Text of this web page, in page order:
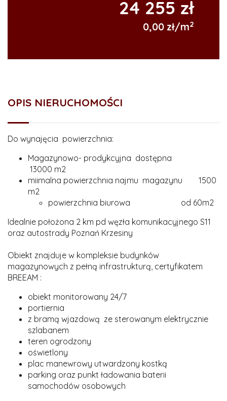
24 255 zł
0,00 zł/m2
OPIS NIERUCHOMOŚCI
Do wynajęcia powierzchnia:
Magazynowo- prodykcyjna dostępna
13000 m2
miimalna powierzchnia najmu magazynu
1500
m2
powierzchnia biurowa od 60m2
Idealnie położona 2 km pd węzła komunikacyjnego S11
oraz autostrady Poznań Krzesiny
Obiekt znajduje w kompleksie budynków
magazynowych z pełną infrastrukturą, certyfikatem
BREEAM :
obiekt monitorowany 24/7
portiernia
z bramą wjazdową ze sterowanym elektrycznie
szlabanem
teren ogrodzony
oświetlony
plac manewrowy utwardzony kostką
parking oraz punkt ładowania baterii
samochodów osobowych